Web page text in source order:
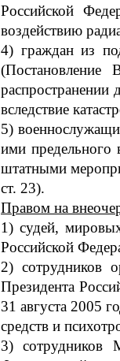
Российской
воздействию
4) граждан из
вследствие
5)
ими предельного
штатными
ст. 23).
Правом на
1) судей,
Российской
2) сотрудников
Президента
31 августа 2005
средств и
3)